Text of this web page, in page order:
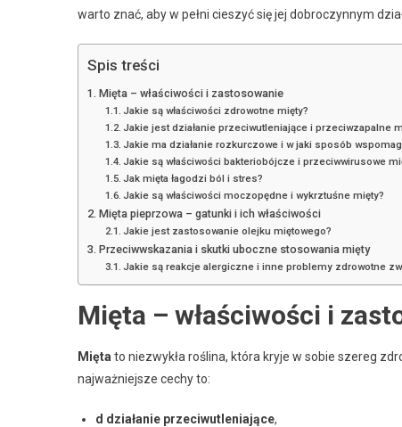
warto znać, aby w pełni cieszyć się jej dobroczynnym
Spis treści
Mięta – właściwości i zastosowanie
Jakie są właściwości zdrowotne mięty?
Jakie jest działanie przeciwutleniające i przeciwzapalne
Jakie ma działanie rozkurczowe i w jaki sposób
Jakie są właściwości bakteriobójcze i przeciwwirusowe
Jak mięta łagodzi ból i stres?
Jakie są właściwości moczopędne i wykrztuśne mięty?
Mięta pieprzowa – gatunki i ich właściwości
Jakie jest zastosowanie olejku miętowego?
Przeciwwskazania i skutki uboczne stosowania mięty
Jakie są reakcje alergiczne i inne problemy zdrowotne
Mięta – właściwości i
Mięta to niezwykła roślina, która kryje w sobie szereg
najważniejsze cechy to:
d działanie przeciwutleniające,